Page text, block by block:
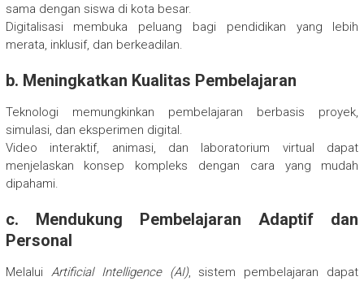
sama dengan siswa di kota besar.
Digitalisasi membuka peluang bagi pendidikan yang lebih
merata, inklusif, dan berkeadilan.
b. Meningkatkan Kualitas Pembelajaran
Teknologi memungkinkan pembelajaran berbasis proyek,
simulasi, dan eksperimen digital.
Video interaktif, animasi, dan laboratorium virtual dapat
menjelaskan konsep kompleks dengan cara yang mudah
dipahami.
c. Mendukung Pembelajaran Adaptif dan
Personal
Melalui Artificial Intelligence (AI), sistem pembelajaran dapat